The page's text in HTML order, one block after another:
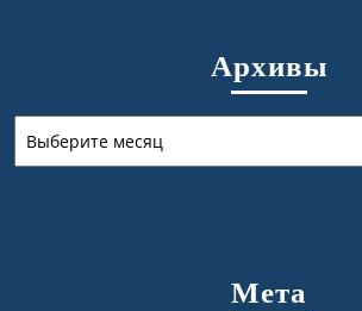
Архивы
Мета